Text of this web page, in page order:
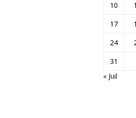
10
17
24
31
« Juil